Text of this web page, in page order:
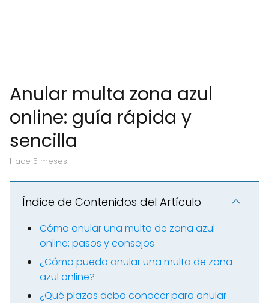
Anular multa zona azul
online: guía rápida y
sencilla
hace 5 meses
Índice de Contenidos del Artículo
Cómo anular una multa de zona azul
online: pasos y consejos
¿Cómo puedo anular una multa de zona
azul online?
¿Qué plazos debo conocer para anular